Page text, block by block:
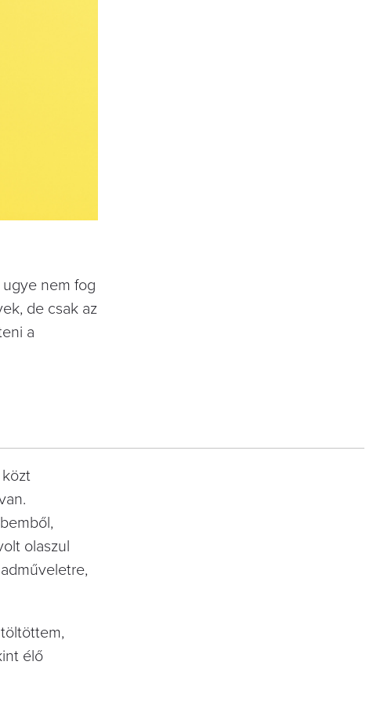
nem fog
de csak az
a
olaszul
élő